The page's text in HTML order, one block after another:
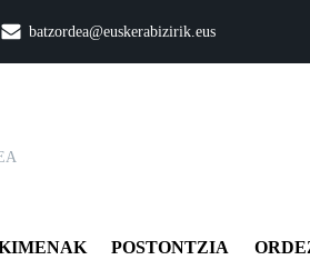
batzordea@euskerabizirik.eus
POSTONTZIA